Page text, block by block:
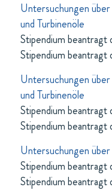
Untersuchungen
und Turbinenöle
Stipendium beantragt
Stipendium beantragt
Untersuchungen
und Turbinenöle
Stipendium beantragt
Stipendium beantragt
Untersuchungen
Stipendium beantragt
Stipendium beantragt